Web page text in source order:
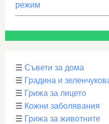
режим
☰ Съвети за дома
☰ Градина и
☰ Грижа за лицето
☰ Кожни заболявания
☰ Грижа за животните